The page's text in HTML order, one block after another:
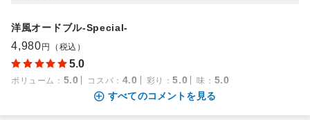
洋風オードブル-Special-
4,980 円（税込）
5.0
ボリューム ： 5.0 コスパ ： 4.0 彩り ：5.0 味 ： 5.0
すべてのコメントを見る